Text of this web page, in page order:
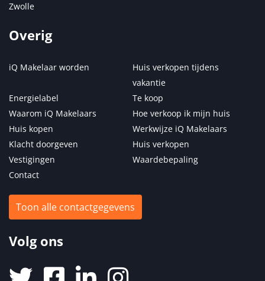
Zwolle
Overig
iQ Makelaar worden
Huis verkopen tijdens
vakantie
Energielabel
Te koop
Waarom iQ Makelaars
Hoe verkoop ik mijn huis
Huis kopen
Werkwijze iQ Makelaars
Klacht doorgeven
Huis verkopen
Vestigingen
Waardebepaling
Contact
Toon alle contactgegevens
Volg ons